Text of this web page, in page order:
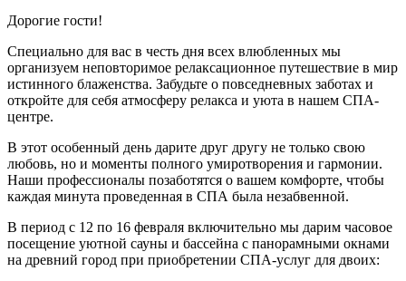
Дорогие гости!
Специально для вас в честь дня всех влюбленных мы
организуем неповторимое релаксационное путешествие в мир
истинного блаженства. Забудьте о повседневных заботах и
откройте для себя атмосферу релакса и уюта в нашем СПА-
центре.
В этот особенный день дарите друг другу не только свою
любовь, но и моменты полного умиротворения и гармонии.
Наши профессионалы позаботятся о вашем комфорте, чтобы
каждая минута проведенная в СПА была незабвенной.
В период с 12 по 16 февраля включительно мы дарим часовое
посещение уютной сауны и бассейна с панорамными окнами
на древний город при приобретении СПА-услуг для двоих: